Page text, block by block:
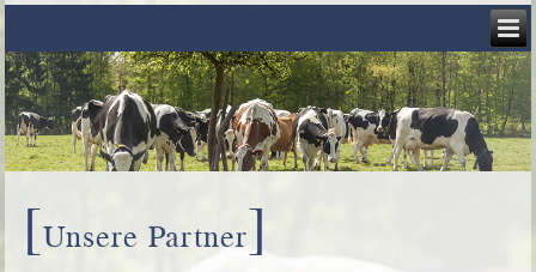
[Unsere Partner]